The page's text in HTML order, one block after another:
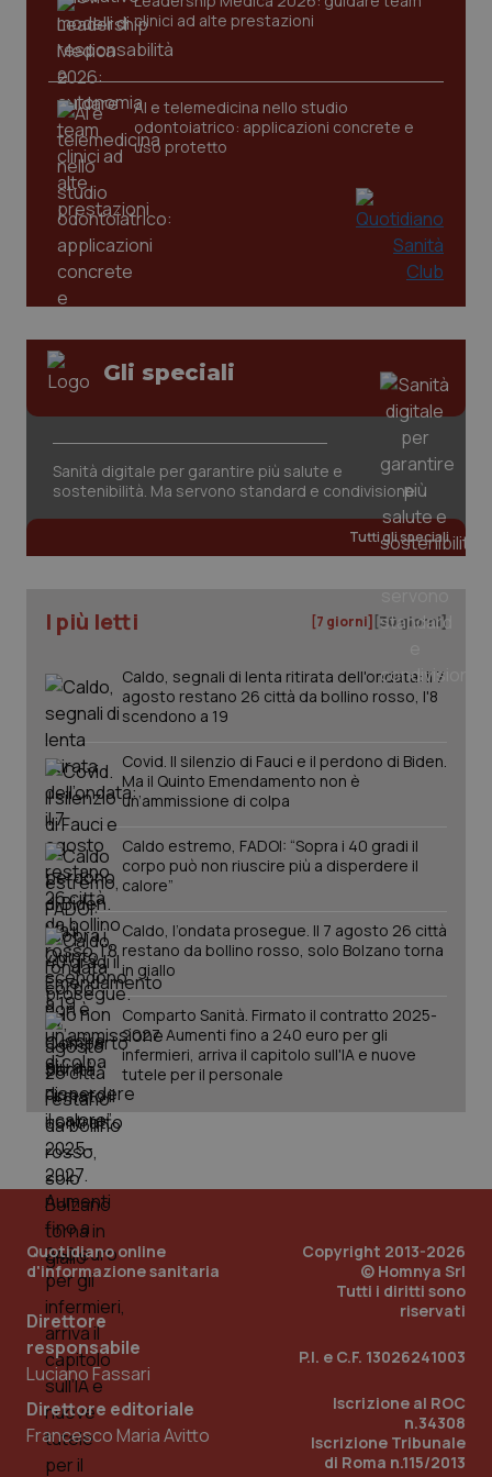
clinici ad alte prestazioni
AI e telemedicina nello studio
odontoiatrico: applicazioni concrete e
uso protetto
Gli speciali
Sanità digitale per garantire più salute e
sostenibilità. Ma servono standard e condivisione
Tutti gli speciali
I più letti [7 giorni] [30 giorni]
Caldo, segnali di lenta ritirata dell'ondata: il 7
agosto restano 26 città da bollino rosso, l'8
scendono a 19
Covid. Il silenzio di Fauci e il perdono di Biden.
Ma il Quinto Emendamento non è
un’ammissione di colpa
Caldo estremo, FADOI: “Sopra i 40 gradi il
corpo può non riuscire più a disperdere il
calore”
Caldo, l’ondata prosegue. Il 7 agosto 26 città
restano da bollino rosso, solo Bolzano torna
in giallo
Comparto Sanità. Firmato il contratto 2025-
2027. Aumenti fino a 240 euro per gli
infermieri, arriva il capitolo sull'IA e nuove
tutele per il personale
Quotidiano online
d'informazione sanitaria
Direttore
responsabile
Luciano Fassari
Direttore editoriale
Francesco Maria Avitto
Copyright 2013-2026
© Homnya Srl
Tutti i diritti sono
riservati
P.I. e C.F. 13026241003
Iscrizione al ROC
n.34308
Iscrizione Tribunale
di Roma n.115/2013
tracking-sites-ironfish-
session-id
www.quotidianosanita.it
_ga
.quotidianosanita.it
PHPSESSID
www.quotidianosanita.it